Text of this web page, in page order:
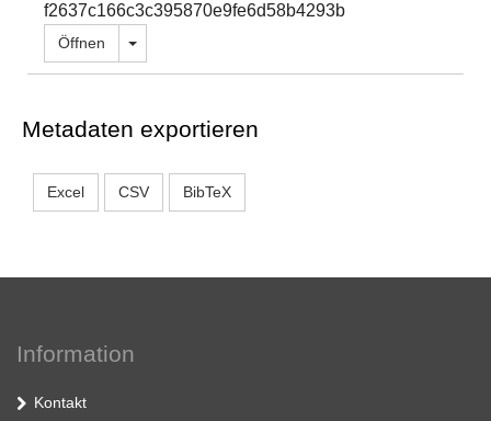
f2637c166c3c395870e9fe6d58b4293b
Öffnen Dropdown öffnen
Metadaten exportieren
Excel CSV BibTeX
Information
Kontakt